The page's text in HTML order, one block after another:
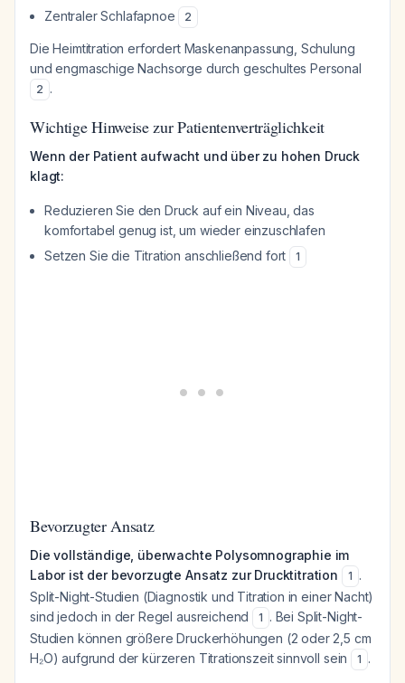
Zentraler Schlafapnoe 2
Die Heimtitration erfordert Maskenanpassung, Schulung
und engmaschige Nachsorge durch geschultes Personal
2 .
Wichtige Hinweise zur Patientenverträglichkeit
Wenn der Patient aufwacht und über zu hohen Druck
klagt:
Reduzieren Sie den Druck auf ein Niveau, das
komfortabel genug ist, um wieder einzuschlafen
Setzen Sie die Titration anschließend fort
1
Bevorzugter Ansatz
Die vollständige, überwachte Polysomnographie im
Labor ist der bevorzugte Ansatz zur Drucktitration
1 .
Split-Night-Studien (Diagnostik und Titration in einer Nacht)
sind jedoch in der Regel ausreichend
1 . Bei Split-Night-
Studien können größere Druckerhöhungen (2 oder 2,5 cm
H₂O) aufgrund der kürzeren Titrationszeit sinnvoll sein
1 .